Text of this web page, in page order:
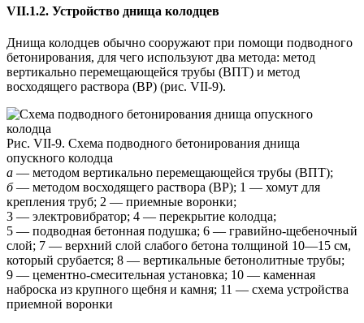
VII.1.2. Устройство днища колодцев
Днища колодцев обычно сооружают при помощи подводного
бетонирования, для чего используют два метода: метод
вертикально перемещающейся трубы (ВПТ) и метод
восходящего раствора (ВР) (рис. VII-9).
Рис. VII-9. Схема подводного бетонирования днища
опускного колодца
а — методом вертикально перемещающейся трубы (ВПТ);
б— методом восходящего раствора (ВР); 1 — хомут для
крепления труб; 2 — приемные воронки;
3 — электровибратор; 4 — перекрытие колодца;
5 — подводная бетонная подушка; 6 — гравийно-щебеночный
слой; 7 — верхний слой слабого бетона толщиной 10—15 см,
который срубается; 8 — вертикальные бетонолитные трубы;
9 — цементно-смесительная установка; 10 — каменная
наброска из крупного щебня и камня; 11 — схема устройства
приемной воронки